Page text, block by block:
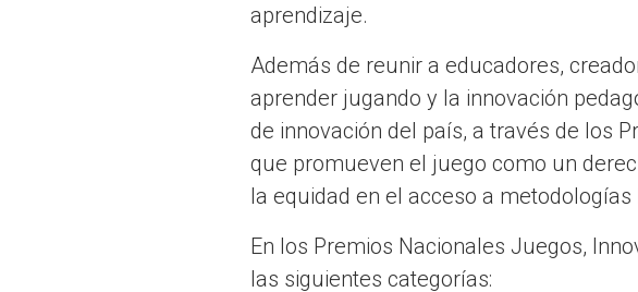
aprendizaje.
Además de reunir a educadores,
aprender jugando y la innovación
de innovación del país, a través de los
que promueven el juego como un
la equidad en el acceso a metodologías
En los Premios Nacionales Juegos,
las siguientes categorías: